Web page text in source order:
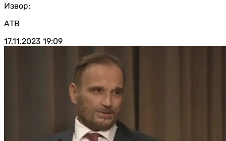
Извор:
АТВ
17.11.2023 19:09